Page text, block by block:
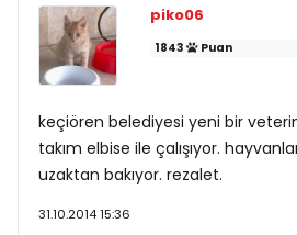
piko06
1843 Puan
keçiören belediyesi yeni bir
takım elbise ile çalışıyor.
uzaktan bakıyor. rezalet.
31.10.2014 15:36